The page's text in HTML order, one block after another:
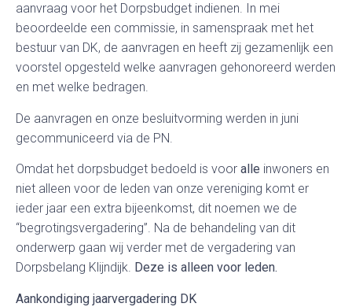
aanvraag voor het Dorpsbudget indienen. In mei
beoordeelde een commissie, in samenspraak met het
bestuur van DK, de aanvragen en heeft zij gezamenlijk een
voorstel opgesteld welke aanvragen gehonoreerd werden
en met welke bedragen.
De aanvragen en onze besluitvorming werden in juni
gecommuniceerd via de PN.
Omdat het dorpsbudget bedoeld is voor alle inwoners en
niet alleen voor de leden van onze vereniging komt er
ieder jaar een extra bijeenkomst, dit noemen we de
“begrotingsvergadering”. Na de behandeling van dit
onderwerp gaan wij verder met de vergadering van
Dorpsbelang Klijndijk. Deze is alleen voor leden.
Aankondiging jaarvergadering DK